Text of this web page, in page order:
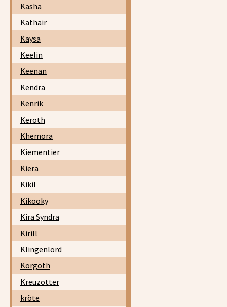
Kasha
Kathair
Kaysa
Keelin
Keenan
Kendra
Kenrik
Keroth
Khemora
Kiementier
Kiera
Kikil
Kikooky
Kira Syndra
Kirill
Klingenlord
Korgoth
Kreuzotter
kröte